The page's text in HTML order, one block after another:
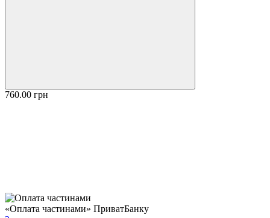
760.00 грн
«Оплата частинами» ПриватБанку